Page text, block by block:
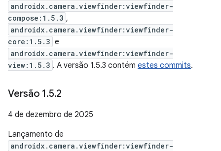
androidx.camera.viewfinder:viewfinder-
compose:1.5.3 ,
androidx.camera.viewfinder:viewfinder-
core:1.5.3 e
androidx.camera.viewfinder:viewfinder-
view:1.5.3 . A versão 1.5.3 contém estes commits.
Versão 1.5.2
4 de dezembro de 2025
Lançamento de
androidx.camera.viewfinder:viewfinder-